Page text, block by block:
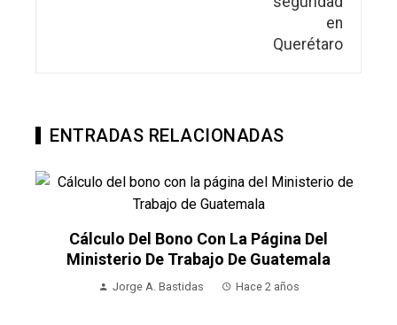
ENTRADAS RELACIONADAS
Del Bono Con La Página Del
De Trabajo De Guatemala
Hace 2 años